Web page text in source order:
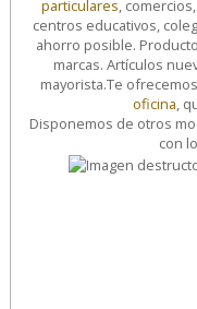
particulares,
centros educativos,
ahorro posible.
marcas. Artículos
mayorista.Te
oficina,
Disponemos de otros
con